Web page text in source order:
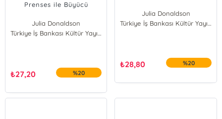
Prenses ile Büyücü
Julia Donaldson
Türkiye İş Bankası Kültür Yayınları
₺27,20 %20
Julia Donaldson
Türkiye İş Bankası Kültür Yayınları
₺28,80 %20